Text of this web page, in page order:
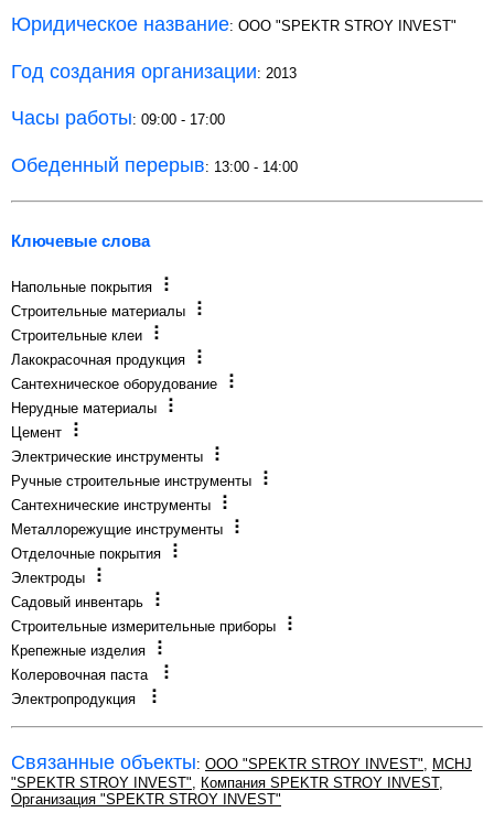
Юридическое название: OOO "SPEKTR STROY INVEST"
Год создания организации: 2013
Часы работы: 09:00 - 17:00
Обеденный перерыв: 13:00 - 14:00
Ключевые слова
Напольные покрытия
Строительные материалы
Строительные клеи
Лакокрасочная продукция
Сантехническое оборудование
Нерудные материалы
Цемент
Электрические инструменты
Ручные строительные инструменты
Сантехнические инструменты
Металлорежущие инструменты
Отделочные покрытия
Электроды
Садовый инвентарь
Строительные измерительные приборы
Крепежные изделия
Колеровочная паста
Электропродукция
Связанные объекты: OOO "SPEKTR STROY INVEST", MCHJ
"SPEKTR STROY INVEST", Компания SPEKTR STROY INVEST,
Организация "SPEKTR STROY INVEST"